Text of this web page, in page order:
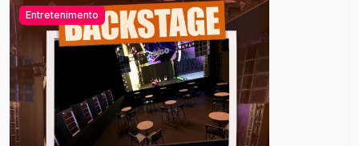
Entretenimento